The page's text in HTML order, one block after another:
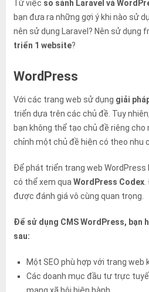
Từ việc so sánh Laravel và
bạn đưa ra những gợi ý khi nào sử
nên sử dụng Laravel? Nên sử dụng
triển 1 website?
WordPress
Với các trang web sử dụng giải
triển dựa trên các chủ đề. Tuy
bạn không thể tạo chủ đề riêng
chỉnh một chủ đề hiện có theo nhu
Để phát triển trang web WordPress
có thể xem quaWordPress Codex.
được đánh giá vô cùng quan trọng.
Để sử dụng CMS WordPress, bạn
sau:
Một SEO phù hợp với trang web
Các doanh mục đầu tư trực